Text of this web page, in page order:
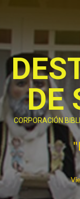
contenido
DE
CORPORACIÓN